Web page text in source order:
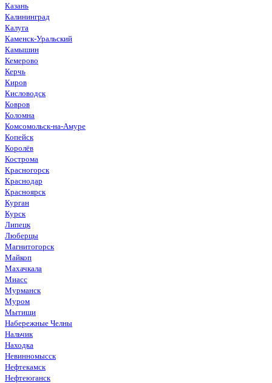
Казань
Калининград
Калуга
Каменск-Уральский
Камышин
Кемерово
Керчь
Киров
Кисловодск
Ковров
Коломна
Комсомольск-на-Амуре
Копейск
Королёв
Кострома
Красногорск
Краснодар
Красноярск
Курган
Курск
Липецк
Люберцы
Магнитогорск
Майкоп
Махачкала
Миасс
Мурманск
Муром
Мытищи
Набережные Челны
Нальчик
Находка
Невинномысск
Нефтекамск
Нефтеюганск